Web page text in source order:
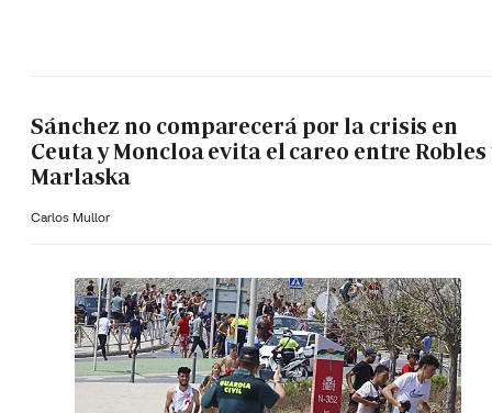
Sánchez no comparecerá por la crisis en
Ceuta y Moncloa evita el careo entre Robles
Marlaska
Carlos Mullor